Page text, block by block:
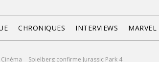
CHRONIQUES INTERVIEWS
Cinéma Spielberg confirme Jurassic Park 4